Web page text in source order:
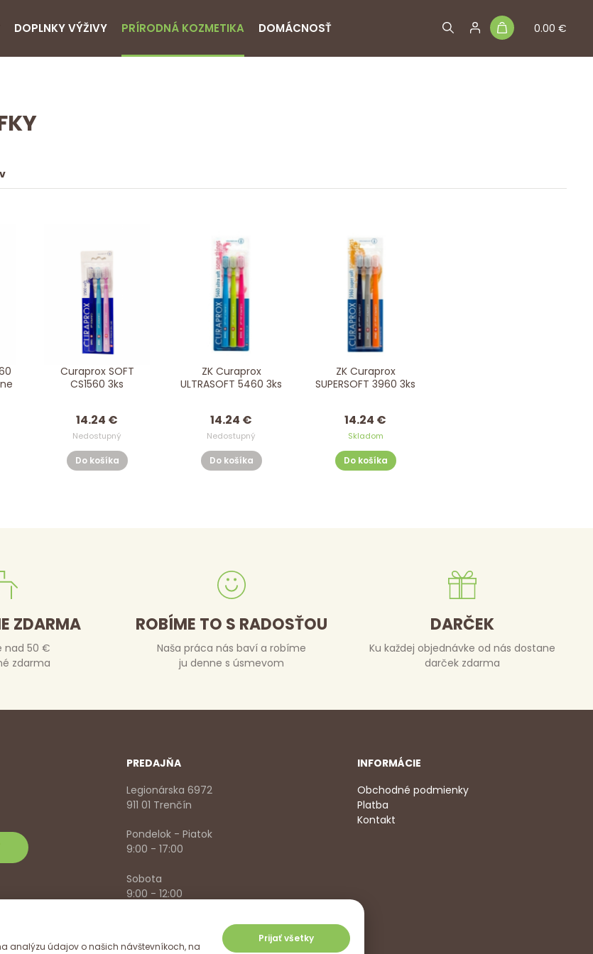
analýzu údajov o našich návštevníkoch, na
Prijať všetky
0.00 €
DOPLNKY VÝŽIVY PRÍRODNÁ KOZMETIKA DOMÁCNOSŤ
Curaprox SOFT
CS1560 3ks
14.24 €
Nedostupný
Do košíka
ZK Curaprox
ULTRASOFT 5460 3ks
14.24 €
Nedostupný
Do košíka
ZK Curaprox
SUPERSOFT 3960 3ks
14.24 €
Skladom
Do košíka
ZDARMA
nad 50 €
zdarma
ROBÍME TO S RADOSŤOU
Naša práca nás baví a robíme
ju denne s úsmevom
DARČEK
Ku každej objednávke od nás dostane
darček zdarma
PREDAJŇA
Legionárska 6972
911 01 Trenčín
Pondelok - Piatok
9:00 - 17:00
Sobota
9:00 - 12:00
+421 915 572 350,
INFORMÁCIE
Obchodné podmienky
Platba
Kontakt